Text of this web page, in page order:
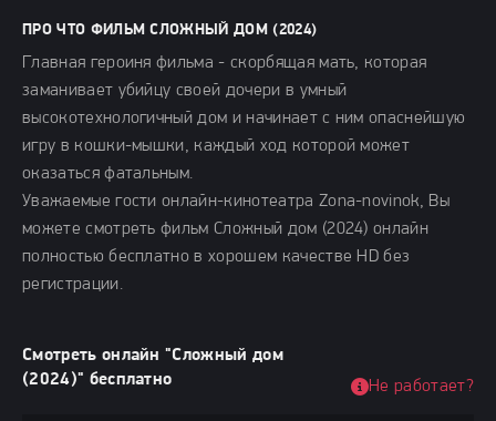
ПРО ЧТО ФИЛЬМ СЛОЖНЫЙ ДОМ (2024)
Главная героиня фильма - скорбящая мать, которая
заманивает убийцу своей дочери в умный
высокотехнологичный дом и начинает с ним опаснейшую
игру в кошки-мышки, каждый ход которой может
оказаться фатальным.
Уважаемые гости онлайн-кинотеатра Zona-novinok, Вы
можете смотреть фильм Сложный дом (2024) онлайн
полностью бесплатно в хорошем качестве HD без
регистрации.
Смотреть онлайн "Сложный дом
(2024)" бесплатно
Не работает?